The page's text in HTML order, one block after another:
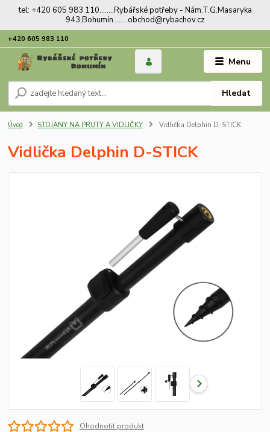
tel: +420 605 983 110........Rybářské potřeby - Nám.T.G.Masaryka
943,Bohumín........obchod@rybachov.cz
Menu
Hledat
+420 605 983 110
Úvod STOJANY NA PRUTY A VIDLIČKY Vidlička Delphin D-STICK
Vidlička Delphin D-STICK
Ohodnotit produkt